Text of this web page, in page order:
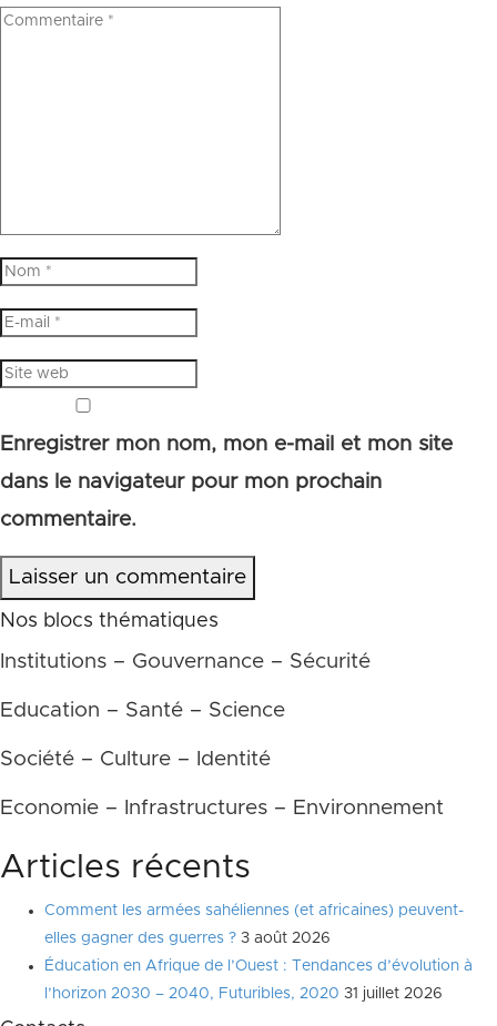
Enregistrer mon nom, mon e-mail et mon site
dans le navigateur pour mon prochain
commentaire.
Laisser un commentaire
Nos blocs thématiques
Institutions – Gouvernance – Sécurité
Education – Santé – Science
Société – Culture – Identité
Economie – Infrastructures – Environnement
Articles récents
Comment les armées sahéliennes (et africaines) peuvent-
elles gagner des guerres ? 3 août 2026
Éducation en Afrique de l’Ouest : Tendances d’évolution à
l’horizon 2030 – 2040, Futuribles, 2020 31 juillet 2026